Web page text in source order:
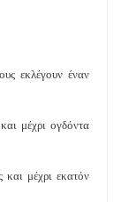
εκλέγουν έναν
μέχρι ογδόντα
μέχρι εκατόν